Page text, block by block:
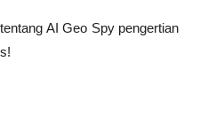
AI Geo Spy pengertian